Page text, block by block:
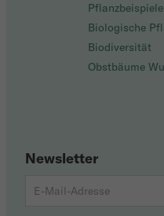
Pflanzbeispiele
Biologische
Biodiversität
Obstbäume
Newsletter